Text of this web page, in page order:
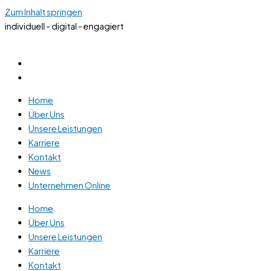
Zum Inhalt springen
individuell - digital - engagiert
Home
Über Uns
Unsere Leistungen
Karriere
Kontakt
News
Unternehmen Online
Home
Über Uns
Unsere Leistungen
Karriere
Kontakt